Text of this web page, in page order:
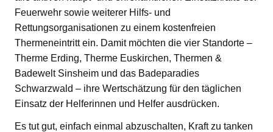
Feuerwehr sowie weiterer Hilfs- und
Rettungsorganisationen zu einem kostenfreien
Thermeneintritt ein. Damit möchten die vier Standorte –
Therme Erding, Therme Euskirchen, Thermen &
Badewelt Sinsheim und das Badeparadies
Schwarzwald – ihre Wertschätzung für den täglichen
Einsatz der Helferinnen und Helfer ausdrücken.
Es tut gut, einfach einmal abzuschalten, Kraft zu tanken